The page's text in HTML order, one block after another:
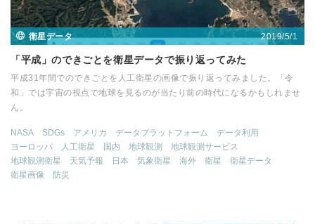
衛星データ 2019/5/1
「平成」のできごとを衛星データで振り返ってみた
平成31年間でのできごとを人工衛星の画像で振り返ってみました。「令
和」では宇宙の視点で地球を見るのが当たり前の時代になるかもしれませ
ん。
NASA SDGs アメリカ データプラットフォーム
データ利用
ヨーロッパ
人工衛星 国内 地球観測
地球観測サービス
地球観測衛星
天気予報 日本 気象衛星 海外 衛星
衛星データ
衛星画像
防災